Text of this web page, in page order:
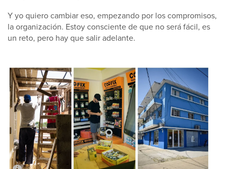
Y yo quiero cambiar eso, empezando por los compromisos,
la organización. Estoy consciente de que no será fácil, es
un reto, pero hay que salir adelante.